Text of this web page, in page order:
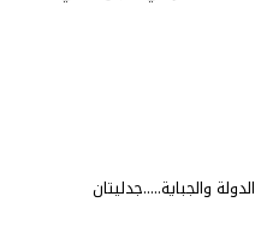
والجباية.....جدليتان